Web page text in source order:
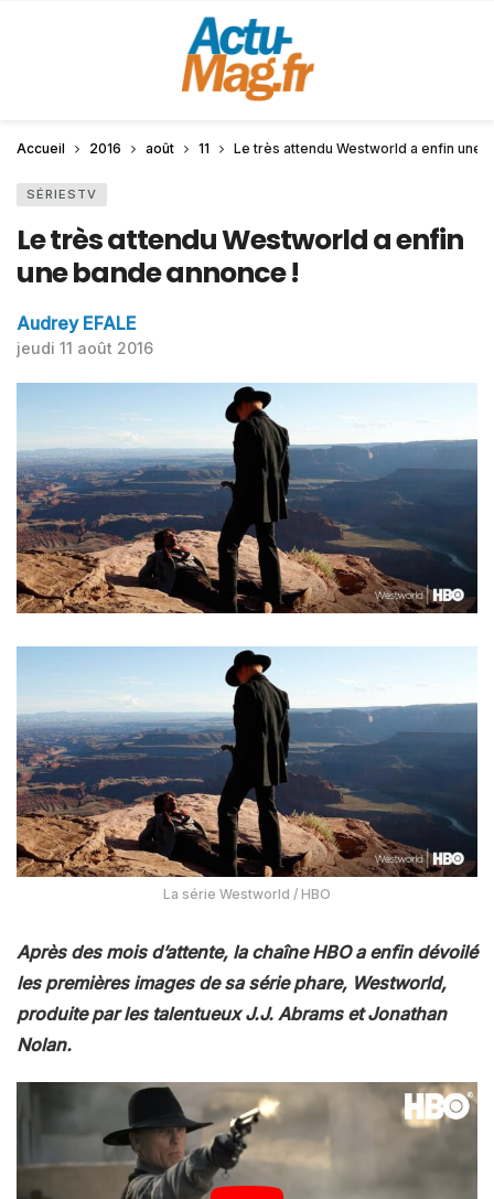
Accueil 2016 août 11 Le très attendu Westworld a enfin une
SÉRIESTV
Le très attendu Westworld a enfin
une bande annonce !
Audrey EFALE
jeudi 11 août 2016
La série Westworld / HBO
Après des mois d’attente, la chaîne HBO a enfin dévoilé
les premières images de sa série phare, Westworld,
produite par les talentueux J.J. Abrams et Jonathan
Nolan.